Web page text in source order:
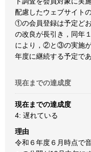
配慮したウェブサイト
①の会員登録は予定ど
の改良が長引き，同年
により，②と③の実施が
年度に継続する予定であ
現在までの達成度
現在までの達成度
4: 遅れている
理由
令和６年度６月時点で